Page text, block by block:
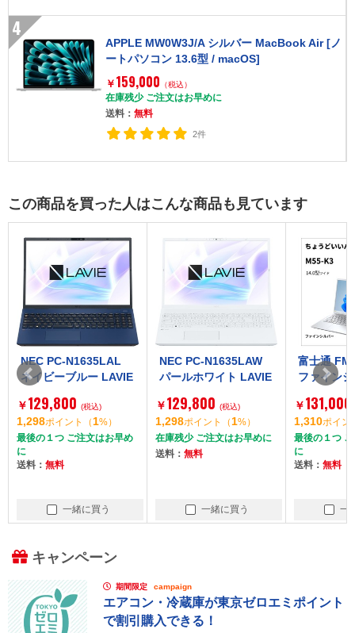
4
APPLE MW0W3J/A シルバー MacBook Air [ノ
ートパソコン 13.6型 / macOS]
￥ 159,000 （税込）
在庫残少 ご注文はお早めに
送料：無料
2件
この商品を買った人はこんな商品も見ています
NEC PC-N1635LAL
ネイビーブルー LAVIE
16.0型 / Win11 Home
/ DVDスーパーマルチ /
Office搭載]
￥129,800 (税込)
1,298ポイント （ 1%）
最後の１つ ご注文はお早め
に
送料： 無料
一緒に買う
NEC PC-N1635LAW
パールホワイト LAVIE
16.0型 / Win11 Home
/ DVDスーパーマルチ /
Office搭載]
￥129,800 (税込)
1,298ポイント （ 1%）
在庫残少 ご注文はお早めに
送料： 無料
一緒に買う
富士通
ファイン
コン 14型
me /
￥131,000
1,310ポイン
最後の１つ
に
送料： 無料
一
キャンペーン
期間限定 campaign
エアコン・冷蔵庫が東京ゼロエミポイント
で割引購入できる！